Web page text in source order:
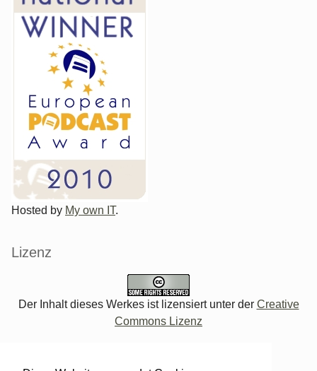
Hosted by My own IT.
Lizenz
Der Inhalt dieses Werkes ist lizensiert unter der Creative
Commons Lizenz